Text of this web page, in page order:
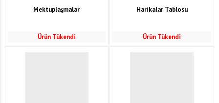
Mektuplaşmalar
Ürün Tükendi
Harikalar Tablosu
Ürün Tükendi